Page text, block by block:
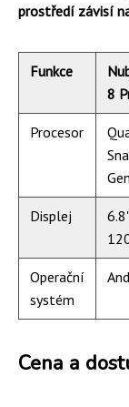
prostředí závisí
Funkce
8
Procesor
Displej
Operační
systém
Cena a